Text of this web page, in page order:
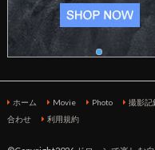
ホーム Movie Photo 撮影記
合わせ
利用規約